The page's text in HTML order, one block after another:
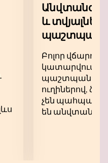
Անվտանգ
և
Բոլոր
կատարվում են
ուղիներով,
չեն
են անվտանգ: